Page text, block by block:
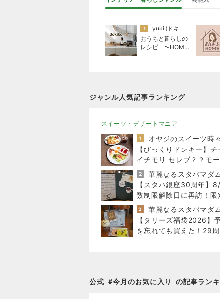
1
yuki (ドキ子）
おうちと暮らしの
レシピ 〜HOME
ジャンル人気記事ランキング
スイーツ・デザートマニア
1
【びっくりドンキー】チ
イチモリ セレブ？？モー
ング
2
華麗なるスタバマダム
【スタバ銀座30周年】
数制限解除日に再訪！限
ードと店舗名刺の在庫は
3
華麗なるスタバマダム
【タリーズ福袋2026】
を忘れても買えた！29周
公式 #今月のお気に入り の記事ラン